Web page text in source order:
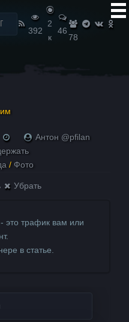
392
2
к
46
78
Антон @pfilan
/ Фото
Убрать
- это трафик вам или
в статье.